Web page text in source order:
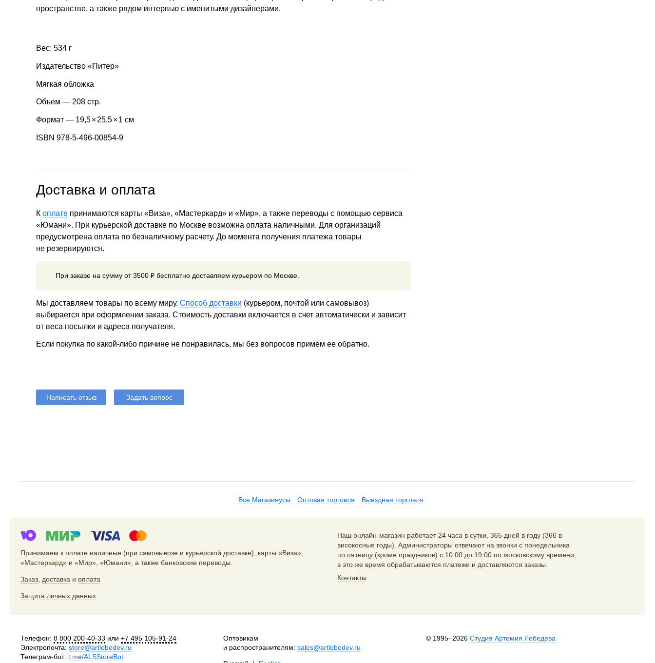
пространстве, а также рядом интервью с именитыми дизайнерами.
Вес: 534 г
Издательство «Питер»
Мягкая обложка
Объем — 208 стр.
Формат — 19,5× 25,5× 1 см
ISBN 978-5-496-00854-9
Доставка и оплата
К оплате принимаются карты «Виза», «Мастеркард» и «Мир», а также переводы с помощью сервиса
«Юмани». При курьерской доставке по Москве возможна оплата наличными. Для организаций
предусмотрена оплата по безналичному расчету. До момента получения платежа товары
не резервируются.
При заказе на сумму от 3500 ₽ бесплатно доставляем курьером по Москве.
Мы доставляем товары по всему миру. Способ доставки (курьером, почтой или самовывоз)
выбирается при оформлении заказа. Стоимость доставки включается в счет автоматически и зависит
от веса посылки и адреса получателя.
Если покупка по какой-либо причине не понравилась, мы без вопросов примем ее обратно.
Написать отзыв Задать вопрос
Все Магазинусы Оптовая торговля Выездная торговля
Принимаем к оплате наличные (при самовывозе и курьерской доставке), карты «Виза»,
«Мастеркард» и «Мир», «Юмани», а также банковские переводы.
Заказ доставка и оплата
Защита личных данных
Наш онлайн-магазин работает 24 часа в сутки, 365 дней в году (366 в
високосные годы). Администраторы отвечают на звонки с понедельника
по пятницу (кроме праздников) с 10:00 до 19:00 по московскому времени,
в это же время обрабатываются платежи и доставляются заказы.
Контакты
Телефон: 8 800 200-40-33 или +7 495 105-91-24
Электропочта: store@artlebedev.ru
Телеграм-бот: t.me/ALSStoreBot
Оптовикам
и распространителям: sales@artlebedev.ru
© 1995–2026 Студия Артемия Лебедева